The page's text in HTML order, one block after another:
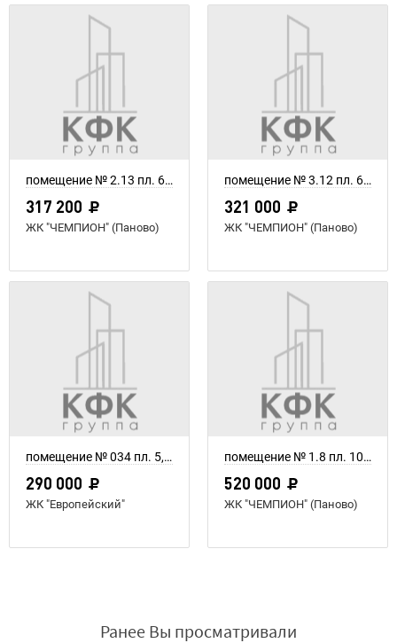
помещение № 2.13 пл. 6,1 м²
317 200
ЖК "ЧЕМПИОН" (Паново)
помещение № 3.12 пл. 6 м²
321 000
ЖК "ЧЕМПИОН" (Паново)
помещение № 034 пл. 5,8 м²
290 000
ЖК "Европейский"
помещение № 1.8 пл. 10 м²
520 000
ЖК "ЧЕМПИОН" (Паново)
Ранее Вы просматривали